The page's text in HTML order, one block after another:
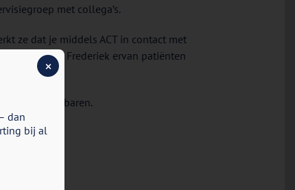
met collega’s.
ze dat je middels ACT in contact met
houdt Frederiek ervan patiënten
haar dierbaren.
dan
bij al
×